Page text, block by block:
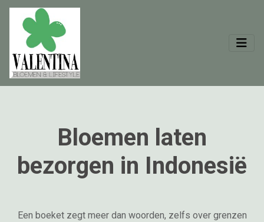
Bloemen laten
bezorgen in Indonesië
Een boeket zegt meer dan woorden, zelfs over grenzen